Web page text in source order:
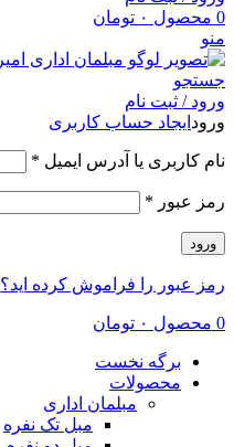
0 محصول ۰ تومان
منو
جستجو
ورود / ثبت نام
ورود ایجاد حساب کاربری
نام کاربری یا آدرس ایمیل *
رمز عبور *
ورود
رمز عبور را فراموش کرده اید؟
0 محصول ۰ تومان
برگه نخست
محصولات
مبلمان اداری
مبل تک نفره